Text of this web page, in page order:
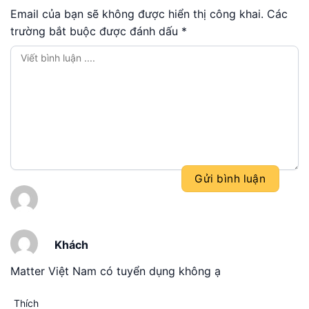
Email của bạn sẽ không được hiển thị công khai. Các
trường bắt buộc được đánh dấu *
Khách
Matter Việt Nam có tuyển dụng không ạ